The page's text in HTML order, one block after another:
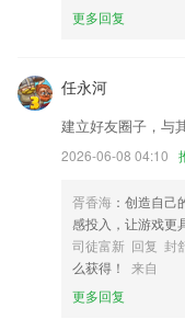
更多回复
任永河
建立好友圈子，与
2026-06-08 04:10
胥香海 ：创造自
感投入，让游戏更
司徒富新 回复 封
么获得！
来自
更多回复